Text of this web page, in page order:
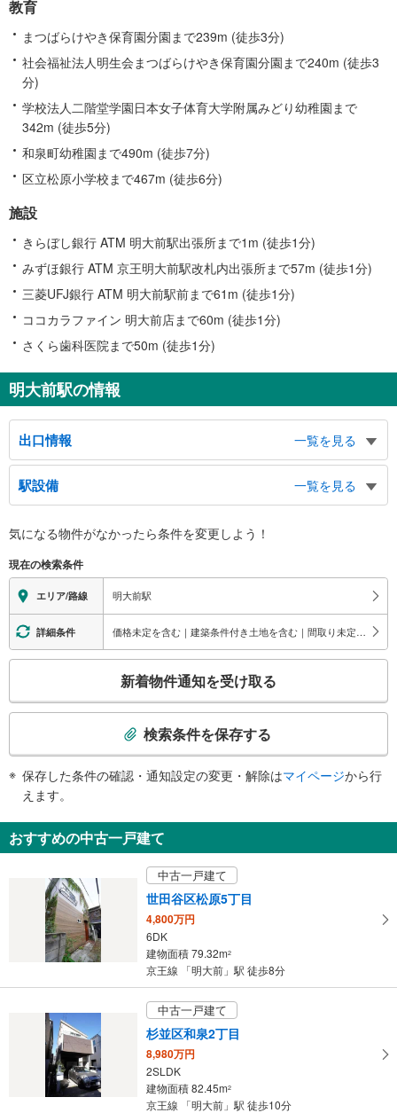
教育
まつばらけやき保育園分園まで239m (徒歩3分)
社会福祉法人明生会まつばらけやき保育園分園まで240m (徒歩3
分)
学校法人二階堂学園日本女子体育大学附属みどり幼稚園まで
342m (徒歩5分)
和泉町幼稚園まで490m (徒歩7分)
区立松原小学校まで467m (徒歩6分)
施設
きらぼし銀行 ATM 明大前駅出張所まで1m (徒歩1分)
みずほ銀行 ATM 京王明大前駅改札内出張所まで57m (徒歩1分)
三菱UFJ銀行 ATM 明大前駅前まで61m (徒歩1分)
ココカラファイン 明大前店まで60m (徒歩1分)
さくら歯科医院まで50m (徒歩1分)
明大前駅の情報
出口情報
一覧を見る
中央口
和泉２丁目方面、永福１丁目方面、松原１・２・３丁目方面、甲州街道方面、
明治大学（和泉校舎）方面
フレンテ口
駅設備
一覧を見る
※段差なしでの移動経路
地上⇔改札⇔ホーム：○
エレベータ
［京王線］
・１番線ホーム（２Ｆ）⇔改札内通路（１Ｆ）
・２番線ホーム（２Ｆ）⇔改札内通路（１Ｆ）⇔井の頭線４番線ホーム（Ｂ１
Ｆ）
エスカレータ
・連絡通路（２番線ホーム直結・２Ｆ）⇔井の頭線４番線ホーム（Ｂ１Ｆ）
［井の頭線］
・３番線ホーム（Ｂ１Ｆ）⇔改札内通路（１Ｆ）
・井の頭線フレンテ口改札（出口専用・３番線ホーム直結・Ｂ１Ｆ）⇔地上出
口
トイレ
・改札内（井の頭線３番線ホーム行き階段付近）
スロープ
［井の頭線］
・３番線ホーム行き階段付近
その他
・点字案内（券売機・運賃表・階段手すり）
気になる物件がなかったら条件を変更しよう！
現在の検索条件
エリア/路線 明大前駅
詳細条件 価格未定を含む｜建築条件付き土地を含む｜間取り未定を含む｜耐震、免震、制震構造
検
知
を
新着物件通知を受け取る
検索条件を保存する
保存した条件の確認・通知設定の変更・解除はマイページから行
えます。
おすすめの中古一戸建て
中古一戸建て
世田谷区松原5丁目
4,800万円
6DK
建物面積 79.32m2
京王線 「明大前」駅 徒歩8分
中古一戸建て
杉並区和泉2丁目
8,980万円
2SLDK
建物面積 82.45m2
京王線 「明大前」駅 徒歩10分